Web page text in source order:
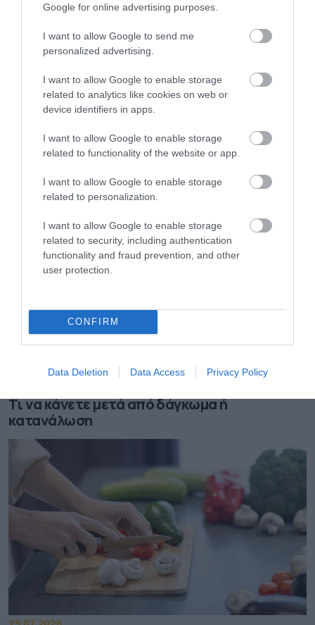
Google for online advertising purposes.
I want to allow Google to send me
personalized advertising.
I want to allow Google to enable storage
related to analytics like cookies on web or
device identifiers in apps.
I want to allow Google to enable storage
related to functionality of the website or app.
I want to allow Google to enable storage
related to personalization.
I want to allow Google to enable storage
related to security, including authentication
functionality and fraud prevention, and other
user protection.
CONFIRM
Data Deletion Data Access Privacy Policy
Τα εύκολα «τεστ» για να δείτε αν τα αυγά
είναι φρέσκα
Τι να κάνετε μετά από δάγκωμα ή
κατανάλωση